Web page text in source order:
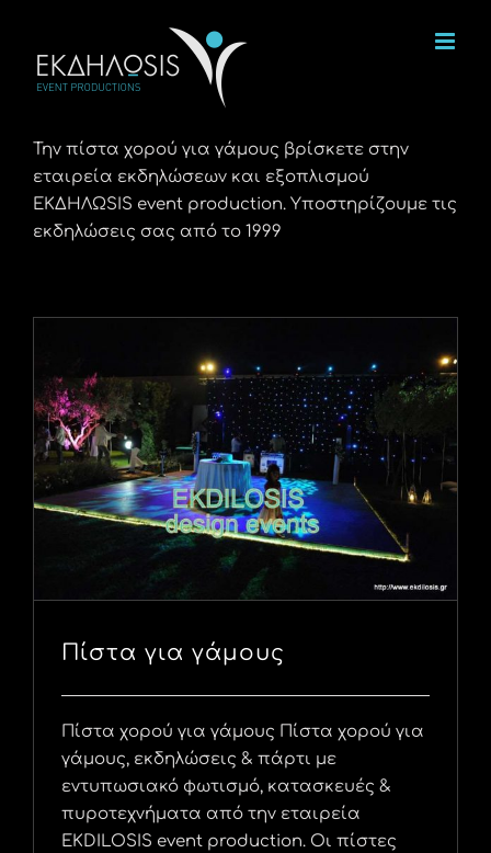
περιεχόμενο
Την πίστα χορού για γάμους βρίσκετε στην
εταιρεία εκδηλώσεων και εξοπλισμού
ΕΚΔΗΛΩSIS event production. Υποστηρίζουμε τις
εκδηλώσεις σας από το 1999
Πίστα για γάμους
Πίστα χορού για γάμους Πίστα χορού για
γάμους, εκδηλώσεις & πάρτι με
εντυπωσιακό φωτισμό, κατασκευές &
πυροτεχνήματα από την εταιρεία
EKDILOSIS event production. Οι πίστες